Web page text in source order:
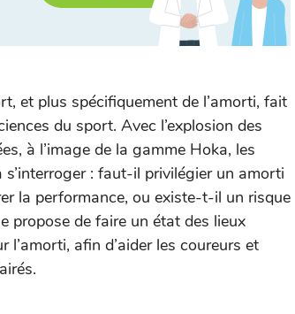
et plus spécifiquement de l’amorti, fait
du sport. Avec l’explosion des
à l’image de la gamme Hoka, les
: faut-il privilégier un amorti
la performance, ou existe-t-il un risque
propose de faire un état des lieux
afin d’aider les coureurs et